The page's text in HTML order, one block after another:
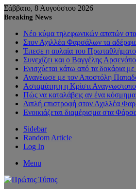
Σάββατο, 8 Αυγούστου 2026
Breaking News
Νέο κύμα τηλεφωνικών απατών
Στον Αχιλλέα Φαρσάλων τα
Έπεσε η αυλαία του
Συνεχίζει και ο Βαγγέλης
Ενισχύεται κάτω από τα δοκάρια
Ανανέωσε με τον Αποστόλη
Ασταμάτητη η Κρίστι
Πώς να καταλάβεις αν ένα κόσμημα
Διπλή επιστροφή στον Αχιλλέα
Ενοικιάζεται διαμέρισμα στα
Sidebar
Random Article
Log In
Menu